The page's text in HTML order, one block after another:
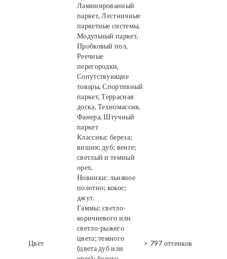
Ламинированный
паркет, Лестничные
паркетные системы,
Модульный паркет,
Пробковый пол,
Реечные
перегородки,
Сопутствующие
товары, Спортивный
паркет, Террасная
доска, Техномассив,
Фанера, Штучный
паркет
Цвет
Классика: береза;
вишня; дуб; венге;
светлый и темный
орех.
Новинки: льняное
полотно; кокос;
джут.
Гаммы: светло-
коричневого или
светло-рыжего
цвета; темного
(цвета дуб или
> 797 оттенков